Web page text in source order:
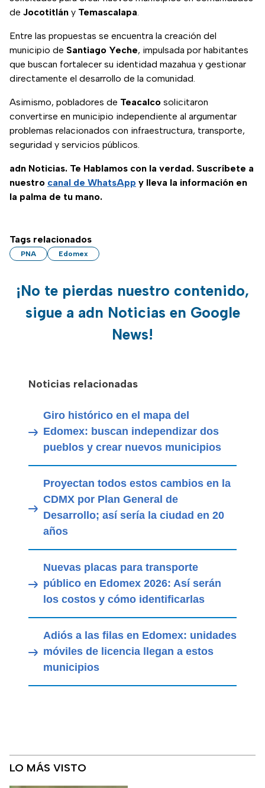
de Jocotitlán y Temascalapa.
Entre las propuestas se encuentra la creación del
municipio de Santiago Yeche, impulsada por habitantes
que buscan fortalecer su identidad mazahua y gestionar
directamente el desarrollo de la comunidad.
Asimismo, pobladores de Teacalco solicitaron
convertirse en municipio independiente al argumentar
problemas relacionados con infraestructura, transporte,
seguridad y servicios públicos.
adn Noticias. Te Hablamos con la verdad. Suscríbete a
nuestro canal de WhatsApp y lleva la información en
la palma de tu mano.
Tags relacionados
PNA Edomex
¡No te pierdas nuestro contenido,
sigue a adn Noticias en Google
News!
Noticias relacionadas
Giro histórico en el mapa del
Edomex: buscan independizar dos
pueblos y crear nuevos municipios
Proyectan todos estos cambios en la
CDMX por Plan General de
Desarrollo; así sería la ciudad en 20
años
Nuevas placas para transporte
público en Edomex 2026: Así serán
los costos y cómo identificarlas
Adiós a las filas en Edomex: unidades
móviles de licencia llegan a estos
municipios
LO MÁS VISTO